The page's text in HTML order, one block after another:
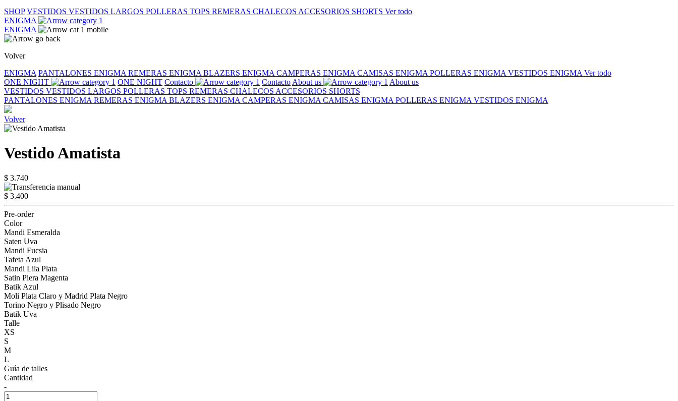
SHOP VESTIDOS VESTIDOS LARGOS POLLERAS TOPS REMERAS CHALECOS ACCESORIOS SHORTS Ver todo
ENIGMA
ENIGMA
Volver
ENIGMA PANTALONES ENIGMA REMERAS ENIGMA BLAZERS ENIGMA CAMPERAS ENIGMA CAMISAS ENIGMA POLLERAS ENIGMA VESTIDOS ENIGMA Ver todo
ONE NIGHT
ONE NIGHT Contacto Contacto About us
About us
VESTIDOS VESTIDOS LARGOS POLLERAS TOPS REMERAS CHALECOS ACCESORIOS SHORTS
PANTALONES ENIGMA REMERAS ENIGMA BLAZERS ENIGMA CAMPERAS ENIGMA CAMISAS ENIGMA POLLERAS ENIGMA VESTIDOS ENIGMA
Volver
Vestido Amatista
$ 3.740
$ 3.400
Pre-order
Color
Mandi Esmeralda
Saten Uva
Mandi Fucsia
Tafeta Azul
Mandi Lila Plata
Satin Piera Magenta
Batik Azul
Moli Plata Claro y Madrid Plata Negro
Torino Negro y Plisado Negro
Batik Uva
Talle
XS
S
M
L
Guía de talles
Cantidad
-